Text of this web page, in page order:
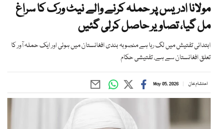
مولانا ادریس پر حملہ کرنے والے نیٹ ورک کا سراغ
مل گیا، تصاویر حاصل کرلی گئیں
ابتدائی تفتیش میں لگ رہا ہے منصوبہ بندی افغانستان میں ہوئی اور ایک حملہ آور کا
تعلق افغانستان سے ہے، تفتیشی حکام
احتشام خان May 05, 2026